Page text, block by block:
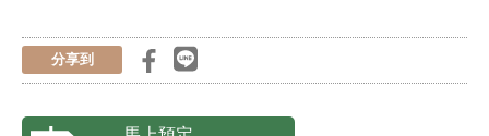
分享到